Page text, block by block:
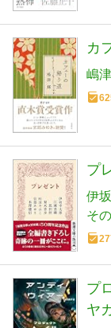
カ
嶋
プ
伊
そ
プ
ヤ